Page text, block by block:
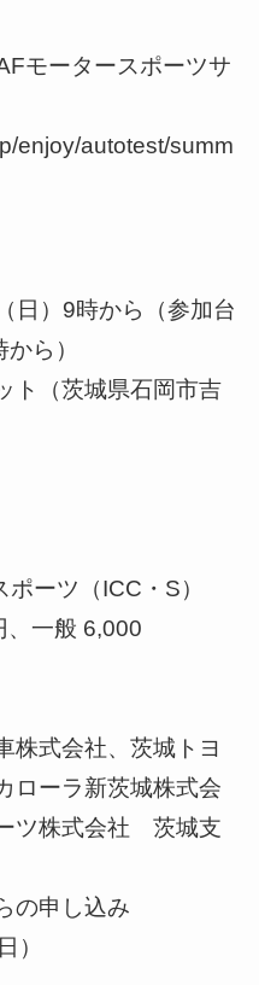
モータースポーツサ
enjoy/autotest/summ
日）9時から（参加台
ら）
ト（茨城県石岡市吉
）
ポーツ（ICC・S）
、一般 6,000
株式会社、茨城トヨ
ローラ新茨城株式会
ツ株式会社 茨城支
の申し込み
）